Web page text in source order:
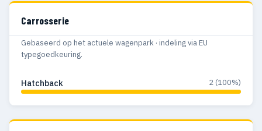
Carrosserie
Gebaseerd op het actuele wagenpark · indeling via EU
typegoedkeuring.
Hatchback 2 (100%)